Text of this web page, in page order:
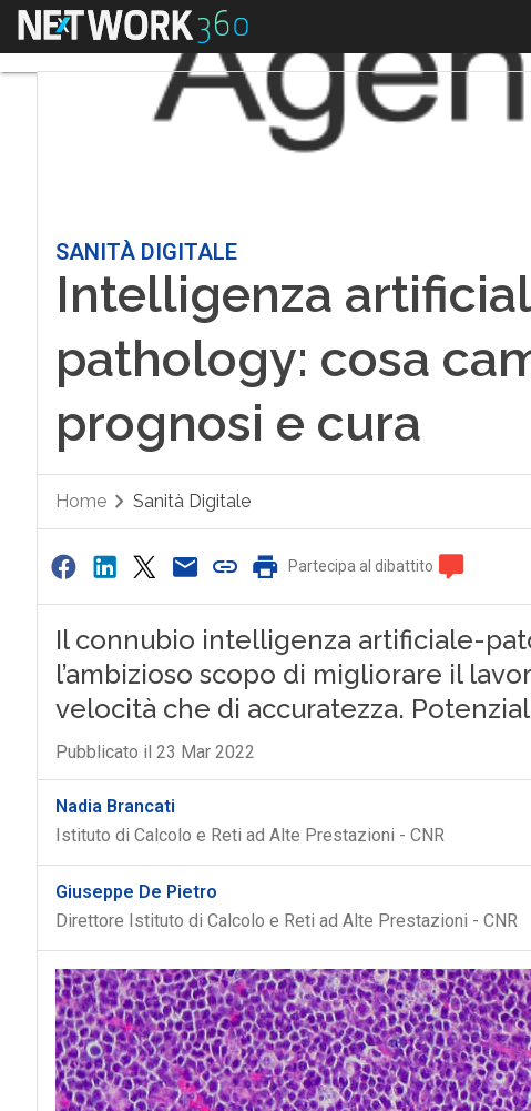
Menu
SANITÀ DIGITALE
Intelligenza
pathology: cosa
prognosi e cura
Home Sanità Digitale
Partecipa al dibattito
Il connubio intelligenza artificiale-
l’ambizioso scopo di migliorare il
velocità che di accuratezza.
Pubblicato il 23 Mar 2022
Nadia Brancati
Istituto di Calcolo e Reti ad Alte Prestazioni - CNR
Giuseppe De Pietro
Direttore Istituto di Calcolo e Reti ad Alte Prestazioni - CNR